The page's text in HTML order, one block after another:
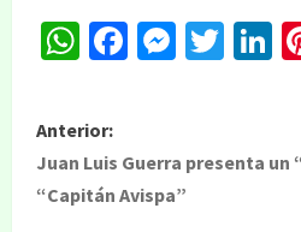
WhatsApp
Facebook
Anterior:
Juan Luis Guerra presenta
“Capitán Avispa”